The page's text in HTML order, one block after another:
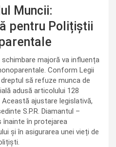
Muncii:
pentru Polițiștii
majoră va influența
Conform Legii
să refuze munca de
adusă articolului 128
ajustare legislativă,
S.P.R. Diamantul –
înainte în protejarea
și în asigurarea unei vieți de